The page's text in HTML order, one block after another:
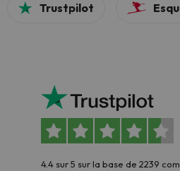
Trustpilot
4.4 sur 5 sur la base de 2239